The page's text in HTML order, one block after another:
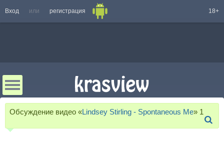
Вход или регистрация 18+
Обсуждение видео «Lindsey Stirling - Spontaneous Me» 1